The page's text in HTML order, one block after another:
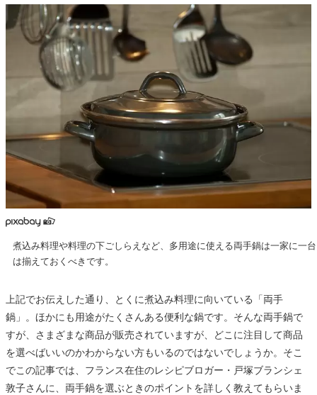
煮込み料理や料理の下ごしらえなど、多用途に使える両手鍋は一家に一台
は揃えておくべきです。
上記でお伝えした通り、とくに煮込み料理に向いている「両手
鍋」。ほかにも用途がたくさんある便利な鍋です。そんな両手鍋で
すが、さまざまな商品が販売されていますが、どこに注目して商品
を選べばいいのかわからない方もいるのではないでしょうか。そこ
でこの記事では、フランス在住のレシピブロガー・戸塚ブランシェ
敦子さんに、両手鍋を選ぶときのポイントを詳しく教えてもらいま